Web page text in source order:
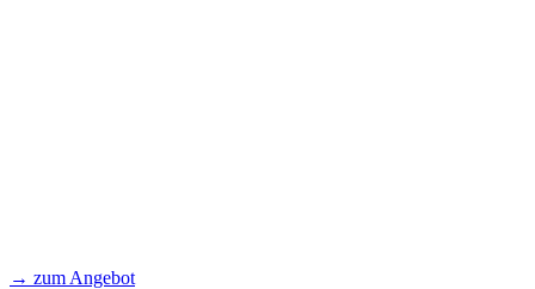
→ zum Angebot